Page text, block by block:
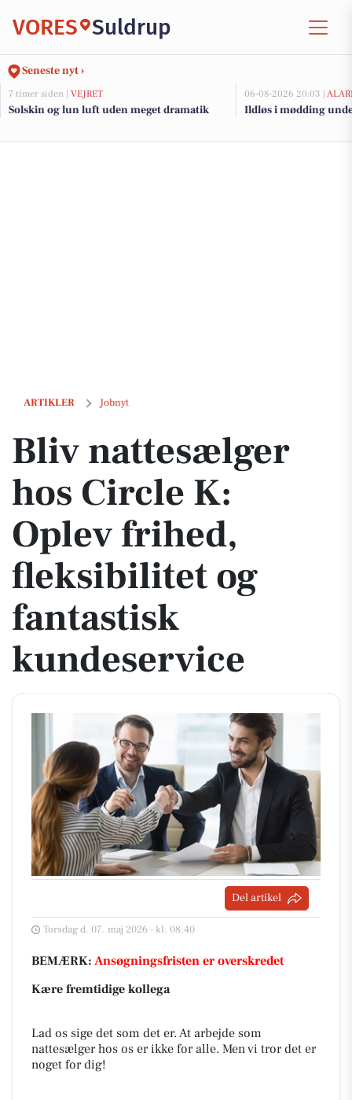
VORES Suldrup
Seneste nyt ›
7 timer siden | VEJRET
Solskin og lun luft uden meget dramatik
06-08-2026 20:03 |
Ildløs i mødding
ARTIKLER Jobnyt
Bliv nattesælger hos Circle K: Oplev frihed, fleksibilitet og fantastisk
Bliv nattesælger
hos Circle K:
Oplev frihed,
fleksibilitet og
fantastisk
kundeservice
Del artikel
Torsdag d. 07. maj 2026 - kl. 08:40
BEMÆRK: Ansøgningsfristen er overskredet
Kære fremtidige kollega
Lad os sige det som det er. At arbejde som
nattesælger hos os er ikke for alle. Men vi tror det er
noget for dig!